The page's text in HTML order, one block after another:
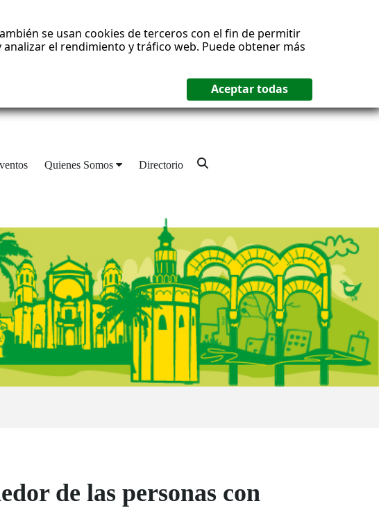
se usan cookies de terceros con el fin de permitir
el rendimiento y tráfico web. Puede obtener más
Quienes Somos Directorio
de las personas con